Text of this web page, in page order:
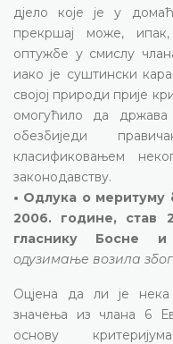
дјело које је у
прекршај може,
оптужбе у смислу
иако је суштински
својој природи прије
омогућило да
обезбиједи
класификовањем
законодавству.
• Одлука о меритуму
2006. године, став
гласнику Босне
одузимање возила
Оцјена да ли је
значења из члана 6
основу